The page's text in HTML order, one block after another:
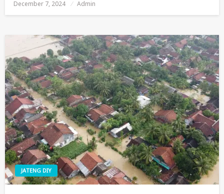
Posted
December 7, 2024 Admin
JATENG DIY